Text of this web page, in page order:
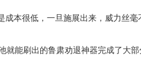
很低，一旦施展出来，威力丝毫
能刷出的鲁肃劝退神器完成了大部